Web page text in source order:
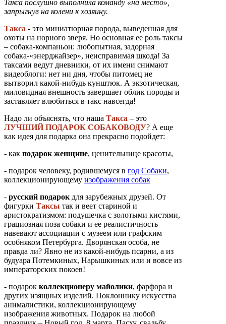
Такса послушно выполнила команду «на место»,
запрыгнув на колени к хозяину.
Такса - это миниатюрная порода, выведенная для
охоты на норного зверя. Но основная ее роль таксы
– собака-компаньон: любопытная, задорная
собака-«энерджайзер», неисправимая шкода! За
таксами ведут дневники, от их имени снимают
видеоблоги: нет ни дня, чтобы питомец не
вытворил какой-нибудь кунштюк. А экзотическая,
миловидная внешность завершает облик породы и
заставляет влюбиться в такс навсегда!
Надо ли объяснять, что наша Такса – это
ЛУЧШИЙ ПОДАРОК СОБАКОВОДУ? А еще
как идея для подарка она прекрасно подойдет:
- как подарок женщине, ценительнице красоты,
- подарок человеку, родившемуся в год Собаки,
коллекционирующему изображения собак
- русский подарок для зарубежных друзей. От
фигурки Таксы так и веет стариной и
аристократизмом: подушечка с золотыми кистями,
грациозная поза собаки и ее реалистичность
навевают ассоциации с музеем или графским
особняком Петербурга. Дворянская особа, не
правда ли? Явно не из какой-нибудь псарни, а из
будуара Потемкиных, Нарышкиных или и вовсе из
императорских покоев!
- подарок коллекционеру майолики, фарфора и
других изящных изделий. Поклоннику искусства
анималистики, коллекционирующему
изображения животных. Подарок на любой